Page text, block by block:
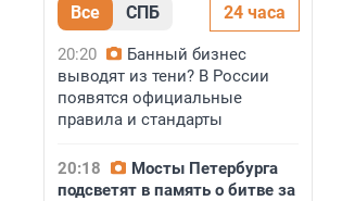
Все СПБ 24 часа
20:20
Банный бизнес
выводят из тени? В России
появятся официальные
правила и стандарты
20:18
Мосты Петербурга
подсветят в память о битве за